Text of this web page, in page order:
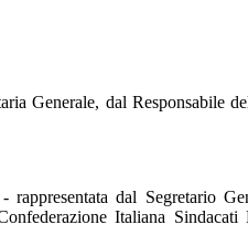
dal Responsabile del
dal Segretario
Italiana